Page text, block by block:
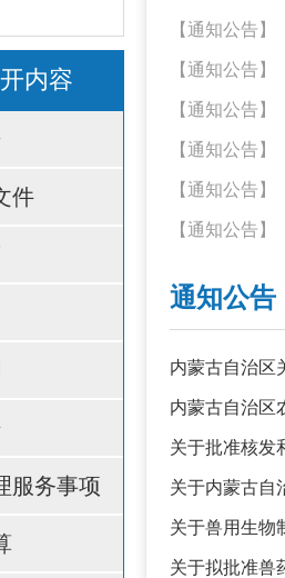
内容
件
服务事项
【通知公告】
【通知公告】
【通知公告】
【通知公告】
【通知公告】
【通知公告】
通知公告
内蒙古自治区
内蒙古自治区
关于批准核发
关于内蒙古自
关于兽用生物
关于拟批准兽